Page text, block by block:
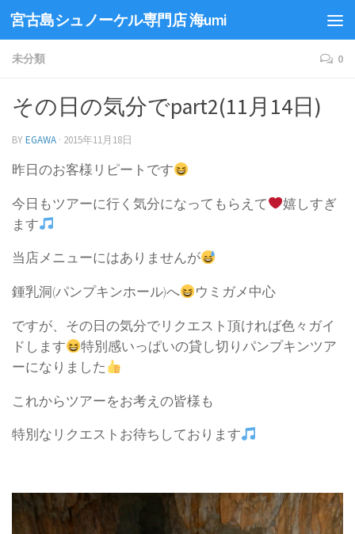
宮古島シュノーケル専門店 海umi
未分類 0
その日の気分でpart2(11月14日)
BYEGAWA · 2015年11月18日
昨日のお客様リピートです
今日もツアーに行く気分になってもらえて
嬉しすぎ
ます
当店メニューにはありませんが
鍾乳洞(パンプキンホール)へ ウミガメ中心
ですが、その日の気分でリクエスト頂ければ色々ガイ
ドします
特別感いっぱいの貸し切りパンプキンツア
ーになりました
これからツアーをお考えの皆様も
特別なリクエストお待ちしております